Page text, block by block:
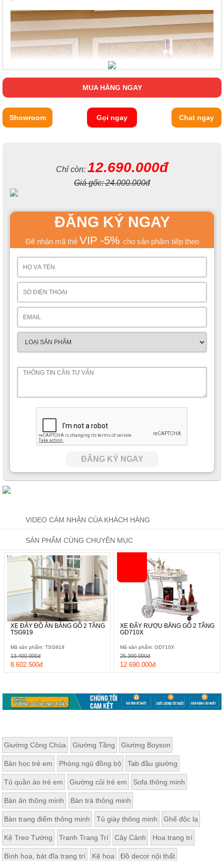
Giá để rượu ở tầng 1 được ngăn riêng biệt thành các ô, khoang
để cố định vị chí của các ly và chai rượu một cách đảm bảo
nhất. Điều này giúp hạn chế tình trạng đổ vỡ trong quá trình di
chuyển nếu như các bạn có gặp sự cố cũng không cần quá lo
lắng nữa.
MUA HÀNG NGAY
Showroom Gọi ngay Chat ngay
Chỉ còn: 12.690.000đ
Giá gốc:24.000.000đ
ĐĂNG KÝ NGAY
Để nhận mã thẻ VIP -5% cho sản phẩm tiếp theo
ĐĂNG KÝ NGAY
VIDEO CẢM NHẬN CỦA KHÁCH HÀNG
SẢN PHẨM CÙNG CHUYÊN MỤC
XE ĐẨY ĐỒ ĂN BẰNG GỖ 2 TẦNG
TSG919
Mã sản phẩm: TSG919
8.602.500đ
13.400.000đ
XE ĐẨY RƯỢU BẰNG GỖ 2 TẦNG
GD710X
Mã sản phẩm: GD710X
12.690.000đ
25.300.000đ
Giường Công Chúa Giường Tầng Giường Boyson
Bàn học trẻ em Phòng ngủ đồng bộ Tab đầu giường
Tủ quần áo trẻ em Giường cũi trẻ em Sofa thông minh
Bàn ăn thông minh Bàn trà thông minh
Bàn trang điểm thông minh Tủ giày thông minh Ghế độc lạ
Kệ Treo Tường Tranh Trang Trí Cây Cảnh Hoa trang trí
Bình hoa, bát đĩa trang trí Kệ hoa Đồ decor nội thất